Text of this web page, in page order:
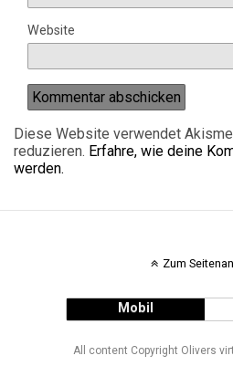
Website
Diese Website verwendet
reduzieren. Erfahre, wie deine
werden.
Zum
Mobil
All content Copyright Olivers